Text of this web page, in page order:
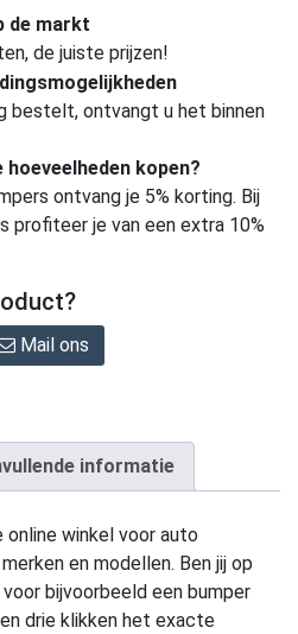
de markt
de juiste prijzen!
bestelt, ontvangt u het binnen
kopen?
ontvang je 5% korting. Bij
profiteer je van een extra 10%
Mail ons
informatie
online winkel voor auto
en modellen. Ben jij op
bijvoorbeeld een bumper
drie klikken het exacte